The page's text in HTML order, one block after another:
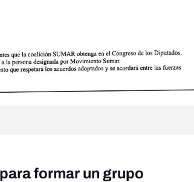
formar un grupo